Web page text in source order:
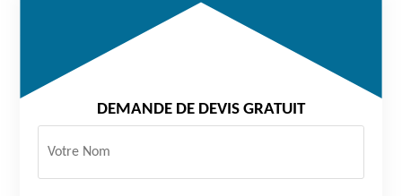
DEMANDE DE DEVIS GRATUIT